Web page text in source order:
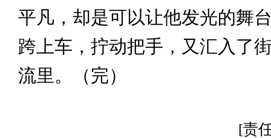
平凡，却是可以让他发光的舞
跨上车，拧动把手，又汇入了
流里。（完）
[责